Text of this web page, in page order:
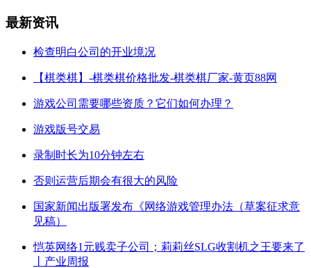
最新资讯
检查明白公司的开业境况
【棋类棋】-棋类棋价格批发-棋类棋厂家-黄页88网
游戏公司需要哪些资质？它们如何办理？
游戏版号交易
录制时长为10分钟左右
否则运营后期会有很大的风险
国家新闻出版署发布《网络游戏管理办法（草案征求意
见稿）
恺英网络1元贱卖子公司；莉莉丝SLG收割机之王要来了
丨产业周报